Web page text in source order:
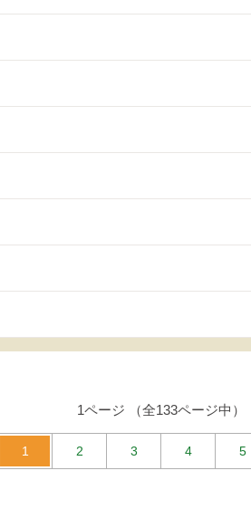
1ページ （全133ページ中）
1 2 3 4 5